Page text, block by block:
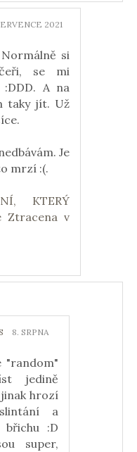
2021
si
se mi
:DDD. A na
taky jít. Už
Je
mrzí :(.
KTERÝ
Ztracena v
8. SRPNA
"random"
jedině
hrozí
a
:D
super,